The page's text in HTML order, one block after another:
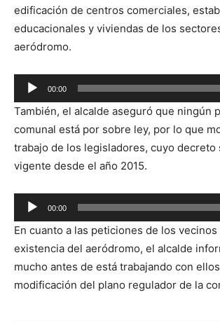
edificación de centros comerciales,
educacionales y viviendas de los
aeródromo.
Reproductor
de
audio
00:00
También, el alcalde aseguró que ningún
comunal está por sobre ley, por lo que
trabajo de los legisladores, cuyo decreto
vigente desde el año 2015.
Reproductor
de
audio
00:00
En cuanto a las peticiones de los
existencia del aeródromo, el alcalde
mucho antes de está trabajando con
modificación del plano regulador de la